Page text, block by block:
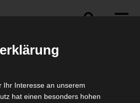
Selbstständigkeit
Ihr Interesse an unserem
hat einen besonders hohen